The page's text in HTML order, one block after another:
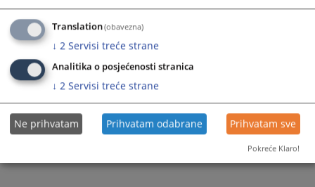
Translation(obavezna)
↓ 2 Servisi treće strane
Analitika o posjećenosti stranica
↓ 2 Servisi treće strane
Ne prihvatam Prihvatam odabrane Prihvatam sve
Pokreće Klaro!